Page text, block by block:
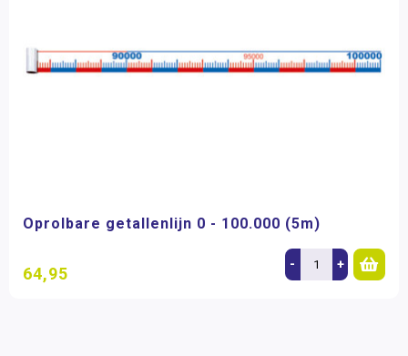
Oprolbare getallenlijn 0 - 100.000 (5m)
64,95 - +